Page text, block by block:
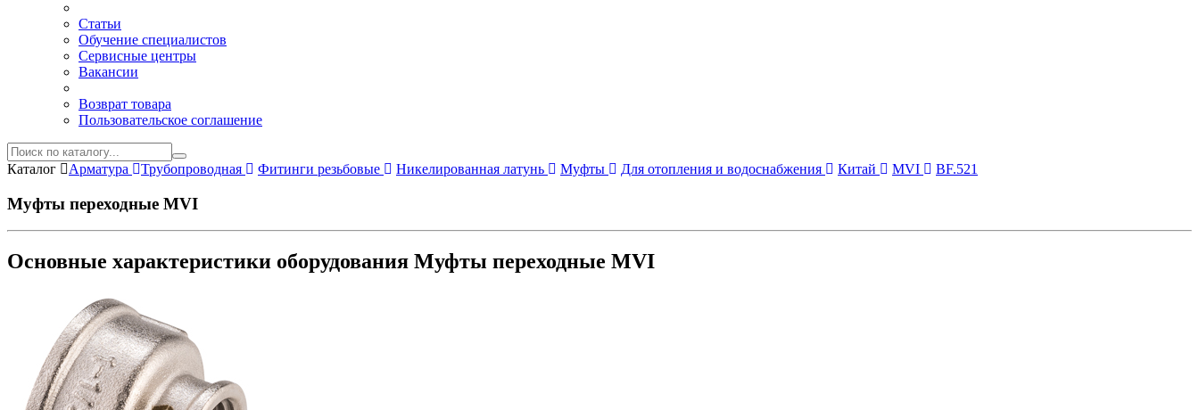
Статьи
Обучение специалистов
Сервисные центры
Вакансии
Возврат товара
Пользовательское соглашение
Каталог Арматура Трубопроводная Фитинги резьбовые Никелированная латунь Муфты Для отопления и водоснабжения Китай MVI BF.521
Муфты переходные MVI
Основные характеристики оборудования Муфты переходные MVI